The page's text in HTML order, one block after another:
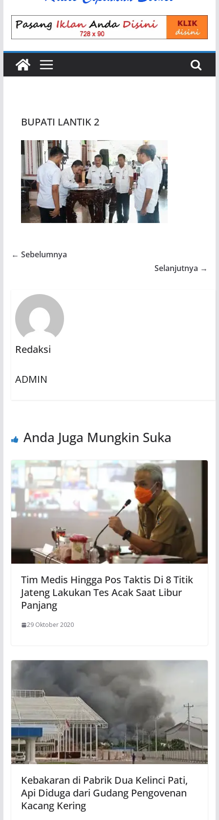
BUPATI LANTIK 2
← Sebelumnya
Selanjutnya →
Redaksi
ADMIN
Anda Juga Mungkin Suka
Tim Medis Hingga Pos Taktis Di 8 Titik
Jateng Lakukan Tes Acak Saat Libur
Panjang
29 Oktober 2020
Kebakaran di Pabrik Dua Kelinci Pati,
Api Diduga dari Gudang Pengovenan
Kacang Kering